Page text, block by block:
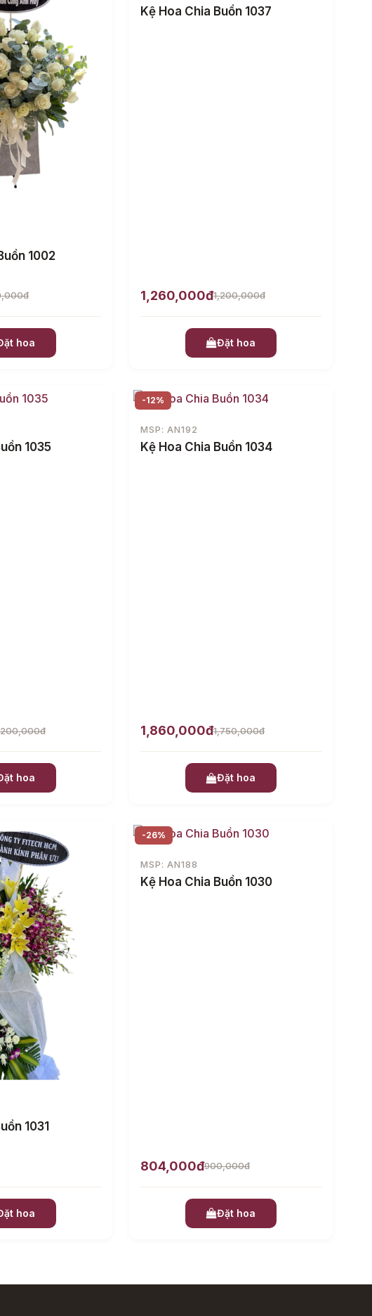
1002
hoa
Kệ Hoa Chia Buồn 1037
1,260,000đ1,200,000đ
Đặt hoa
1035
hoa
-12%
MSP: AN192
Kệ Hoa Chia Buồn 1034
1,860,000đ1,750,000đ
Đặt hoa
1031
hoa
-26%
MSP: AN188
Kệ Hoa Chia Buồn 1030
804,000đ900,000đ
Đặt hoa